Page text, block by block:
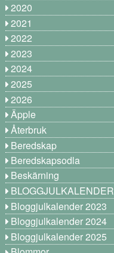
2020
2021
2022
2023
2024
2025
2026
Äpple
Återbruk
Beredskap
Beredskapsodla
Beskärning
BLOGGJULKALENDER
Bloggjulkalender 2023
Bloggjulkalender 2024
Bloggjulkalender 2025